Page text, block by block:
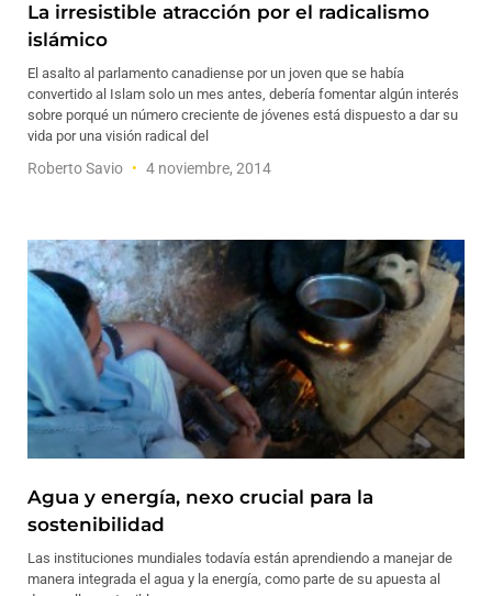
La irresistible atracción por el radicalismo
islámico
El asalto al parlamento canadiense por un joven que se había
convertido al Islam solo un mes antes, debería fomentar algún interés
sobre porqué un número creciente de jóvenes está dispuesto a dar su
vida por una visión radical del
Roberto Savio 4 noviembre, 2014
Agua y energía, nexo crucial para la
sostenibilidad
Las instituciones mundiales todavía están aprendiendo a manejar de
manera integrada el agua y la energía, como parte de su apuesta al